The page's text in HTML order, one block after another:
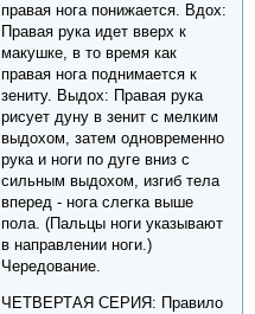
правая нога понижается. Вдох:
Правая рука идет вверх к
макушке, в то время как
правая нога поднимается к
зениту. Выдох: Правая рука
рисует дуну в зенит с мелким
выдохом, затем одновременно
рука и ноги по дуге вниз с
сильным выдохом, изгиб тела
вперед - нога слегка выше
пола. (Пальцы ноги указывают
в направлении ноги.)
Чередование.
ЧЕТВЕРТАЯ СЕРИЯ: Правило